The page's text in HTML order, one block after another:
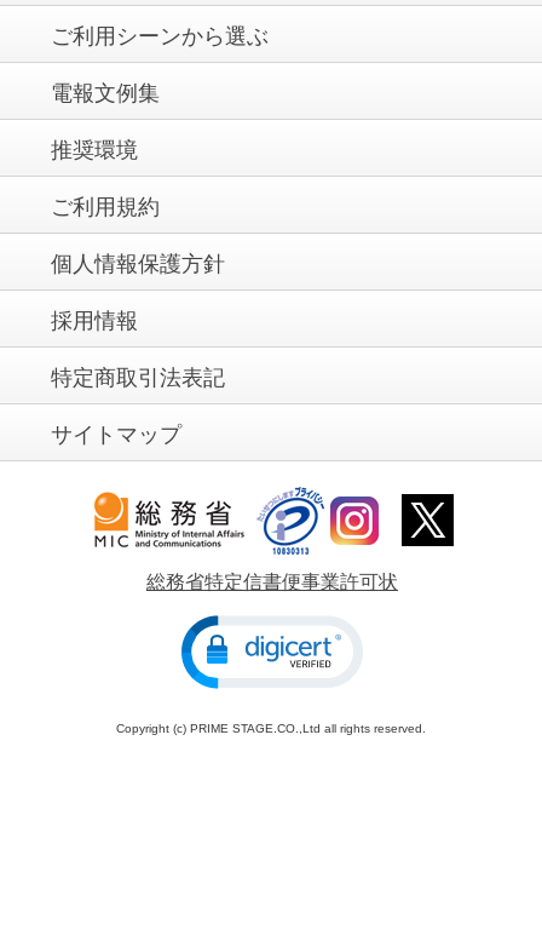
ご利用シーンから選ぶ
電報文例集
推奨環境
ご利用規約
個人情報保護方針
採用情報
特定商取引法表記
サイトマップ
総務省特定信書便事業許可状
Copyright (c) PRIME STAGE.CO.,Ltd all rights reserved.